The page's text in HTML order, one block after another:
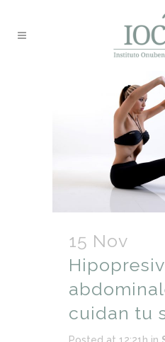
15 Nov
cuidan tu